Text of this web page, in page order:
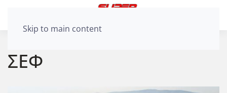
Skip to main content
ΣΕΦ